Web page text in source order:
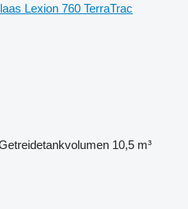
Lexion 760 TerraTrac
10,5 m³